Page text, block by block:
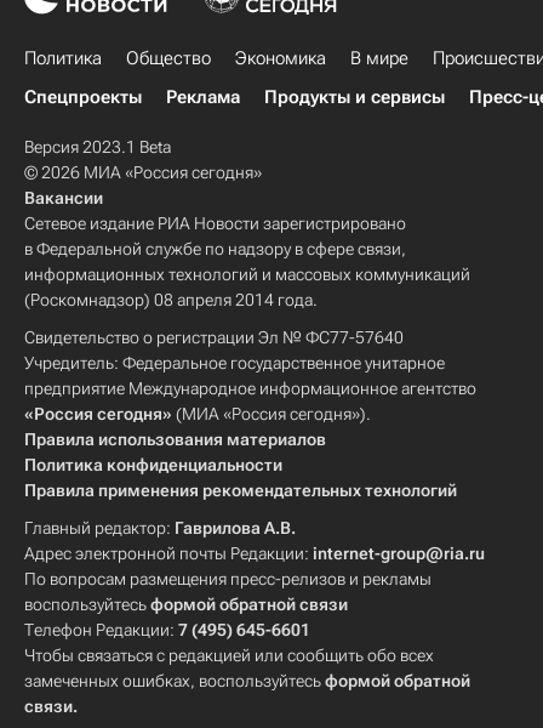
Политика Общество Экономика В мире
Спецпроекты
Реклама Продукты и сервисы Пресс-
Версия 2023.1 Beta
© 2026 МИА «Россия сегодня»
Вакансии
Сетевое издание РИА Новости зарегистрировано
в Федеральной службе по надзору в сфере связи,
информационных технологий и массовых коммуникаций
(Роскомнадзор) 08 апреля 2014 года.
Свидетельство о регистрации Эл № ФС77-57640
Учредитель: Федеральное государственное унитарное
предприятие Международное информационное агентство
«Россия сегодня» (МИА «Россия сегодня»).
Правила использования материалов
Политика конфиденциальности
Правила применения рекомендательных технологий
Главный редактор: Гаврилова А.В.
Адрес электронной почты Редакции: internet-group@ria.ru
По вопросам размещения пресс-релизов и рекламы
воспользуйтесьформой обратной связи
Телефон Редакции: 7 (495) 645-6601
Чтобы связаться с редакцией или сообщить обо всех
замеченных ошибках, воспользуйтесьформой обратной
связи.